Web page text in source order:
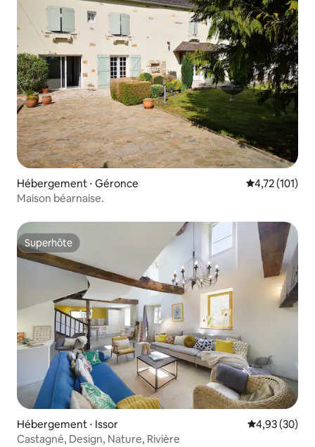
Hébergement ⋅ Géronce Évaluation
4,72 (101)
Maison béarnaise.
Superhôte
Superhôte
Hébergement ⋅ Issor Évaluation
4,93 (30)
Castagné, Design, Nature, Rivière